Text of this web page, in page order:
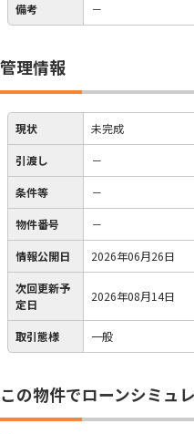
備考 －
管理情報
現状 未完成
引渡し －
条件等 －
物件番号 －
情報公開日 2026年06月26日
次回更新予
定日
2026年08月14日
取引態様 一般
この物件でローンシミュ